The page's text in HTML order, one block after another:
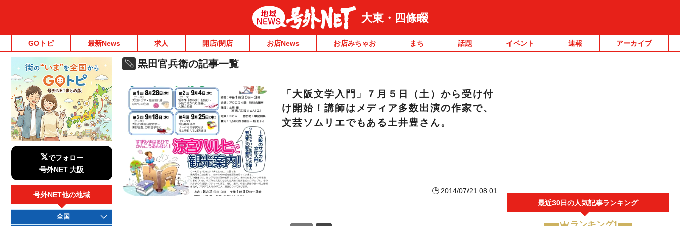
大東・四條畷
GOトピ 最新News 求人 開店/閉店 お店News お店みちゃお まち 話題 イベント 速報 アーカイブ
黒田官兵衛の記事一覧
「大阪文学入門」７月５日（土）から受け付
け開始！講師はメディア多数出演の作家で、
文芸ソムリエでもある土井豊さん。
2014/07/21 08:01
最近30日の人気記事ランキング
𝕏でフォロー
号外NET 大阪
号外NET他の地域
全国